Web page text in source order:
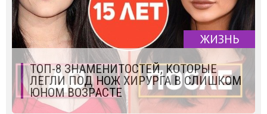
ЖИЗНЬ
ТОП-8 ЗНАМЕНИТОСТЕЙ, КОТОРЫЕ
ЛЕГЛИ ПОД НОЖ ХИРУРГА В СЛИШКОМ
ЮНОМ ВОЗРАСТЕ